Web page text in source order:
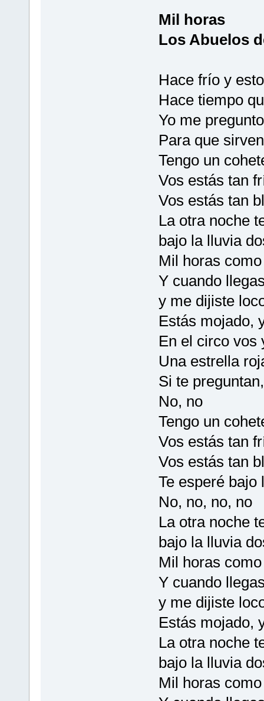
Mil horas
Los Abuelos
Hace frío y
Hace tiempo
Yo me pregunto
Para que
Tengo un
Vos estás tan
Vos estás tan
La otra noche
bajo la lluvia
Mil horas
Y cuando
y me dijiste
Estás mojado,
En el circo vos
Una estrella
Si te
No, no
Tengo un
Vos estás tan
Vos estás tan
Te esperé bajo
No, no, no, no
La otra noche
bajo la lluvia
Mil horas
Y cuando
y me dijiste
Estás mojado,
La otra noche
bajo la lluvia
Mil horas